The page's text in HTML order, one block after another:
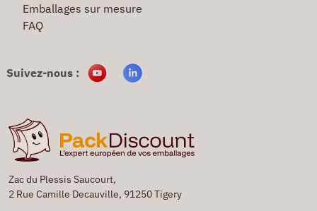
Zac du Plessis Saucourt,
2 Rue Camille Decauville, 91250 Tigery
Emballages sur mesure
FAQ
Suivez-nous :